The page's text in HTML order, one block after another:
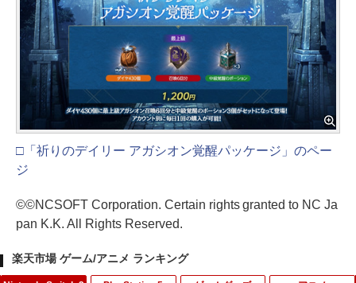
□「祈りのデイリー アガシオン覚醒パッケージ」のペー
ジ
©©NCSOFT Corporation. Certain rights granted to NC Ja
pan K.K. All Rights Reserved.
楽天市場 ゲーム/アニメ ランキング